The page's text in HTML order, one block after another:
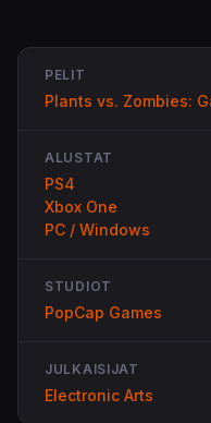
PELIT
Plants vs. Zombies:
ALUSTAT
PS4
Xbox One
PC / Windows
STUDIOT
PopCap Games
JULKAISIJAT
Electronic Arts